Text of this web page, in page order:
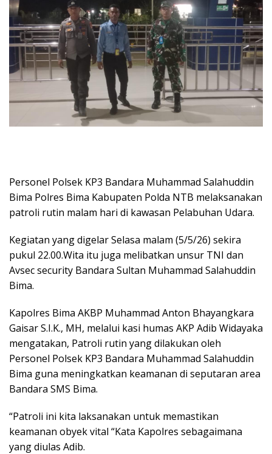
Personel Polsek KP3 Bandara Muhammad Salahuddin
Bima Polres Bima Kabupaten Polda NTB melaksanakan
patroli rutin malam hari di kawasan Pelabuhan Udara.
Kegiatan yang digelar Selasa malam (5/5/26) sekira
pukul 22.00.Wita itu juga melibatkan unsur TNI dan
Avsec security Bandara Sultan Muhammad Salahuddin
Bima.
Kapolres Bima AKBP Muhammad Anton Bhayangkara
Gaisar S.I.K., MH, melalui kasi humas AKP Adib Widayaka
mengatakan, Patroli rutin yang dilakukan oleh
Personel Polsek KP3 Bandara Muhammad Salahuddin
Bima guna meningkatkan keamanan di seputaran area
Bandara SMS Bima.
“Patroli ini kita laksanakan untuk memastikan
keamanan obyek vital “Kata Kapolres sebagaimana
yang diulas Adib.